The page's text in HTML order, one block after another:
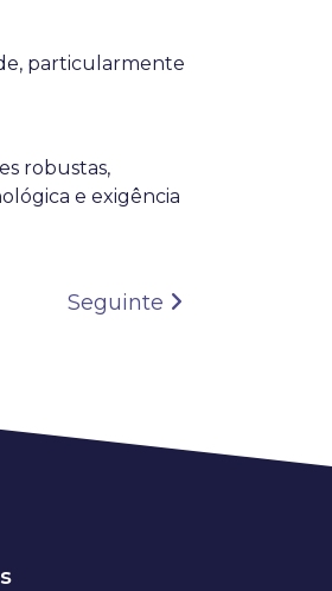
particularmente
robustas,
e exigência
Seguinte